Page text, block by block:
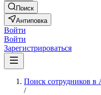
Поиск
Антиповка
Войти
Войти
Зарегистрироваться
Поиск сотрудников в
/